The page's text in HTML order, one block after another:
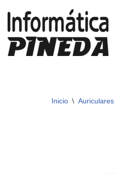
Saltar
al
contenido
Inicio \ Auriculares